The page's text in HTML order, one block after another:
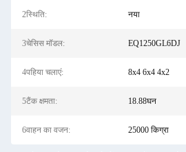
2स्थिति: नया
3चेसिस मॉडल: EQ1250GL6DJ
4पहिया चलाएं: 8x4 6x4 4x2
5टैंक क्षमता: 18.88घन
6वाहन का वजन: 25000 किग्रा